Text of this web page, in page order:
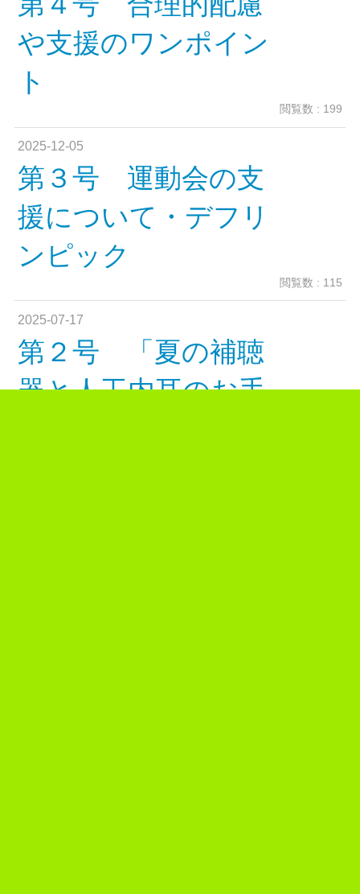
や支援のワンポイン
ト
閲覧数 : 199
2025-12-05
第３号 運動会の支
援について・デフリ
ンピック
閲覧数 : 115
2025-07-17
第２号 「夏の補聴
器と人工内耳のお手